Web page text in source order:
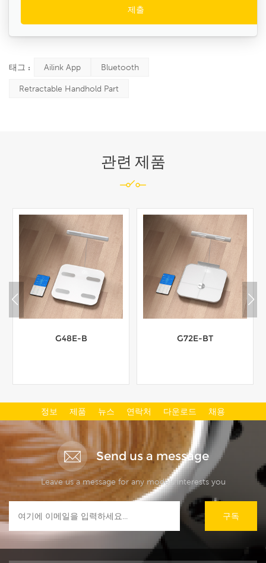
태그 : Ailink App Bluetooth
Retractable Handhold Part
관련 제품
G48E-B
더보기
G72E-BT
더보기
정보 제품 뉴스 연락처 다운로드 채용
Send us a message
Leave us a message for any models interests you
구독